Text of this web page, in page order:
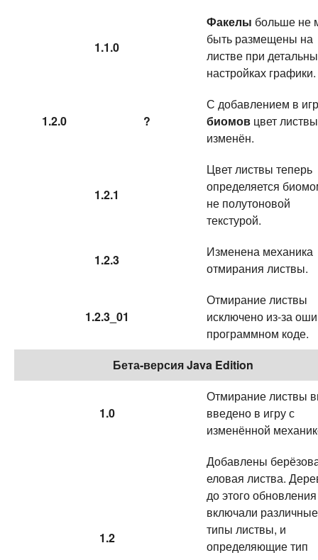
1.1.0
Факелы больше не
быть размещены на
листве при
настройках графики.
1.2.0 ?
С добавлением в
биомов цвет
изменён.
1.2.1
Цвет листвы теперь
определяется
не полутоновой
текстурой.
1.2.3
Изменена механика
отмирания листвы.
1.2.3_01
Отмирание листвы
исключено из-за
программном коде.
Бета-версия Java Edition
1.0
Отмирание листвы
введено в игру с
изменённой
1.2
Добавлены
еловая листва.
до этого обновления
включали различные
типы листвы, и
определяющие тип